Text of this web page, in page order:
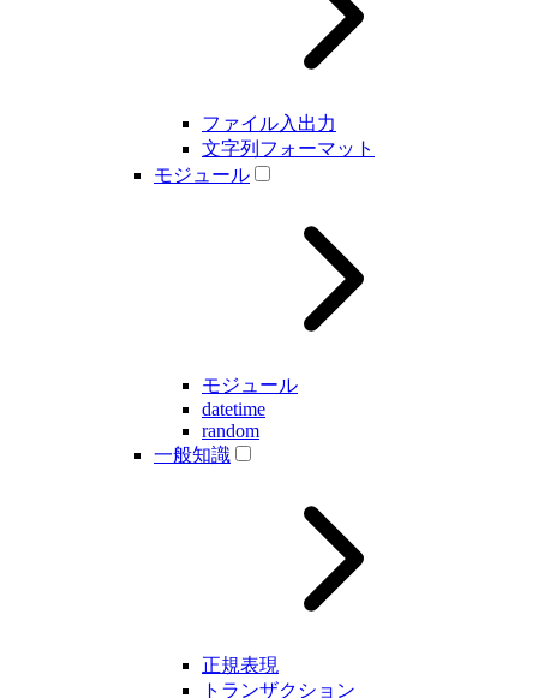
ファイル入出力
文字列フォーマット
モジュール
モジュール
datetime
random
一般知識
正規表現
トランザクション